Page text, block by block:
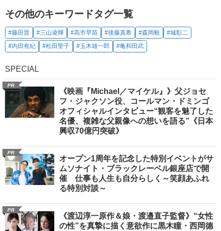
その他のキーワードタグ一覧
#藤田晋 #三山凌輝 #高市早苗 #後藤真希 #森岡毅
#城彰二
#内田有紀
#松田聖子 #玉木雄一郎 #亀和田武
SPECIAL
PR
《映画『Michael／マイケル』》父ジョセ
フ・ジャクソン役、コールマン・ドミンゴ
オフィシャルインタビュー“観客を魅了した
名優、複雑な父親像への想いを語る”《日本
興収70億円突破》
PR
オープン1周年を記念した特別イベントがサ
ムソナイト・ブラックレーベル銀座店で開
催 仕事も人生も自分らしく～笑顔あふれ
る特別対談～
PR
《渡辺淳一原作＆娘・渡邉直子監督》“女性
の性”を真摯に描く意欲作に黒木瞳・西岡德